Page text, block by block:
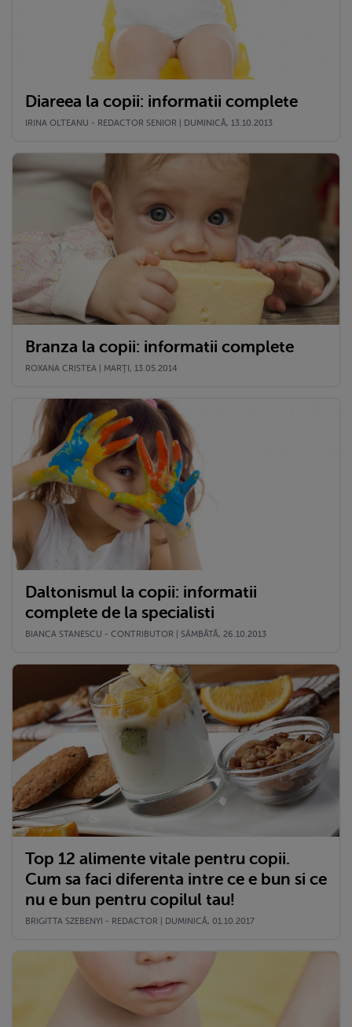
Diareea la copii: informatii complete
IRINA OLTEANU - REDACTOR SENIOR | DUMINICĂ, 13.10.2013
Branza la copii: informatii complete
ROXANA CRISTEA | MARŢI, 13.05.2014
Daltonismul la copii: informatii
complete de la specialisti
BIANCA STANESCU - CONTRIBUTOR | SÂMBĂTĂ, 26.10.2013
Top 12 alimente vitale pentru copii.
Cum sa faci diferenta intre ce e bun si ce
nu e bun pentru copilul tau!
BRIGITTA SZEBENYI - REDACTOR | DUMINICĂ, 01.10.2017